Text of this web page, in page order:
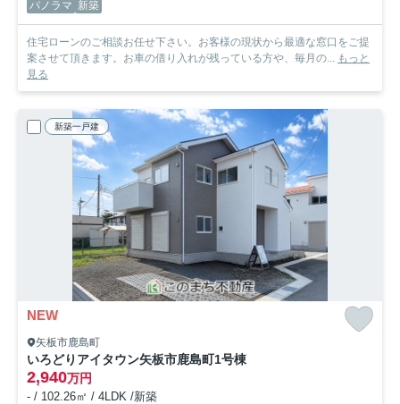
パノラマ 新築
住宅ローンのご相談お任せ下さい。お客様の現状から最適な窓口をご提
案させて頂きます。お車の借り入れが残っている方や、毎月の... もっと
見る
新築一戸建
NEW
矢板市鹿島町
いろどりアイタウン矢板市鹿島町1号棟
2,940万円
- / 102.26㎡ / 4LDK /新築